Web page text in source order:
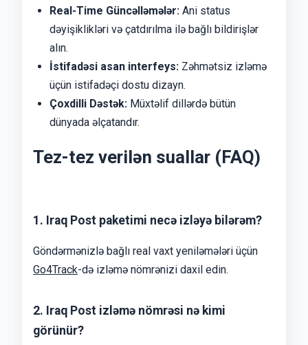
Real-Time Güncəlləmələr: Ani status
dəyişiklikləri və çatdırılma ilə bağlı bildirişlər
alın.
İstifadəsi asan interfeys: Zəhmətsiz izləmə
üçün istifadəçi dostu dizayn.
Çoxdilli Dəstək: Müxtəlif dillərdə bütün
dünyada əlçatandır.
Tez-tez verilən suallar (FAQ)
1. Iraq Post paketimi necə izləyə bilərəm?
Göndərmənizlə bağlı real vaxt yeniləmələri üçün
Go4Track-də izləmə nömrənizi daxil edin.
2. Iraq Post izləmə nömrəsi nə kimi
görünür?